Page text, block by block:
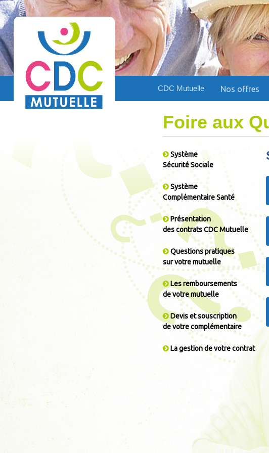
Retour
à la Page
d'accueil
CDC Mutuelle Nos offres
Foire aux
Système
Sécurité Sociale
Système
Complémentaire Santé
Présentation
des contrats CDC Mutuelle
Questions pratiques
sur votre mutuelle
Les remboursements
de votre mutuelle
Devis et souscription
de votre complémentaire
La gestion de votre contrat